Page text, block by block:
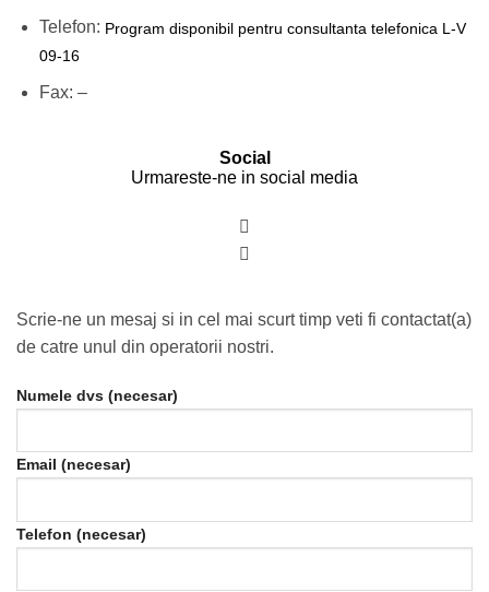
Telefon: Program disponibil pentru consultanta telefonica L-V
09-16
Fax: –
Social
Urmareste-ne in social media
Scrie-ne un mesaj si in cel mai scurt timp veti fi contactat(a)
de catre unul din operatorii nostri.
Numele dvs (necesar)
Email (necesar)
Telefon (necesar)